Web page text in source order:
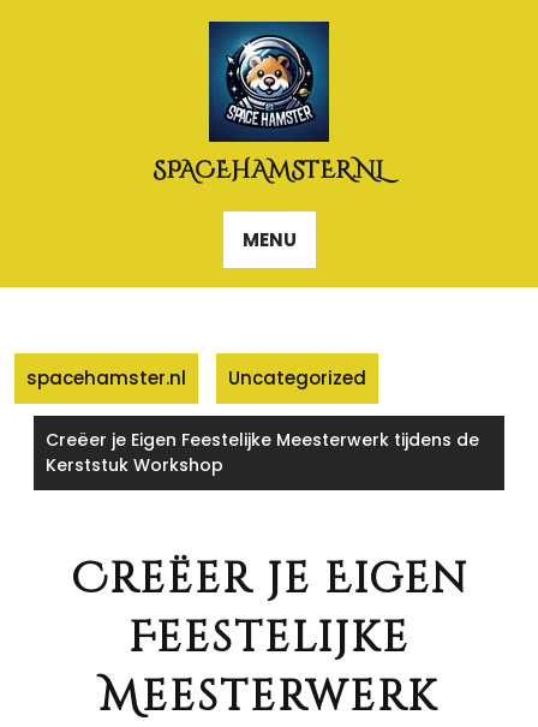
SPACEHAMSTER.NL
MENU
spacehamster.nl Uncategorized
Creëer je Eigen Feestelijke Meesterwerk tijdens de
Kerststuk Workshop
Creëer je Eigen
Feestelijke
Meesterwerk